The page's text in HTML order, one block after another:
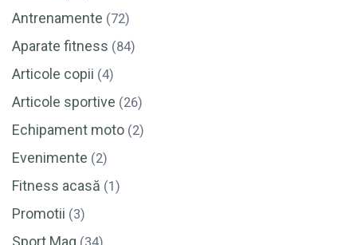
Antrenamente (72)
Aparate fitness (84)
Articole copii (4)
Articole sportive (26)
Echipament moto (2)
Evenimente (2)
Fitness acasă (1)
Promotii (3)
Sport Mag